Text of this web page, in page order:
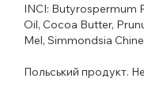
INCI: Butyrospermum
Oil, Cocoa Butter,
Mel, Simmondsia
Польський продукт.